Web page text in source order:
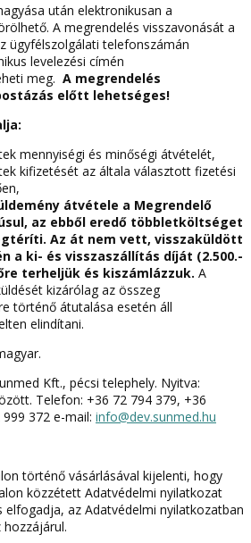
után elektronikusan a
A megrendelés visszavonását a
ügyfélszolgálati telefonszámán
levelezési címén
meg. A megrendelés
előtt lehetséges!
mennyiségi és minőségi átvételét,
kifizetését az általa választott fizetési
átvétele a Megrendelő
az ebből eredő többletköltséget
Az át nem vett, visszaküldött
a ki- és visszaszállítás díját (2.500.-
terheljük és kiszámlázzuk. A
kizárólag az összeg
történő átutalása esetén áll
elindítani.
Kft., pécsi telephely. Nyitva:
Telefon: +36 72 794 379, +36
372 e-mail: info@dev.sunmed.hu
történő vásárlásával kijelenti, hogy
közzétett Adatvédelmi nyilatkozat
az Adatvédelmi nyilatkozatban